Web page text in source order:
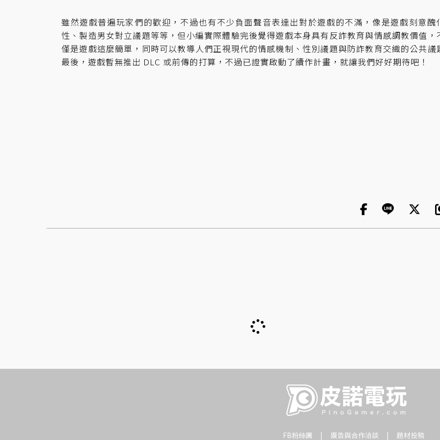
雖然遊戲普遍玩家們的歡迎，不過也有不少負面聲音表達出對於遊戲的不滿，像是遊戲刻意醜
性、製造男女對立議題等等，但小編實際體驗完後覺得遊戲本身具有反詐教育與情感調教價值，
僅是遊戲這麼簡單，同時可以教導人們正視現代的情感機制、性別議題與防詐教育交織的公共議
最後，遊戲暫無推出 DLC 或前傳的打算，不過已證實啟動了續作計畫，就讓我們好好期待吧！
FB粉絲團 廣告與合作洽談 題材投稿